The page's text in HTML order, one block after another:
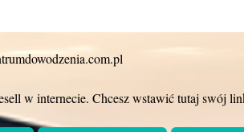
w internecie. Chcesz wstawić tutaj swój